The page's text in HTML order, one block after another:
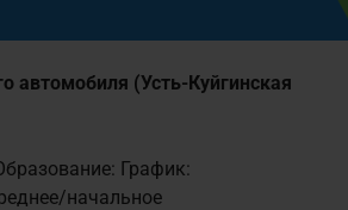
автомобиля (Усть-Куйгинская
График:
начальное